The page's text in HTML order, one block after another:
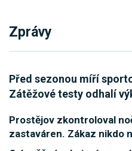
Zprávy
Před sezonou míří
Zátěžové testy odhalí
Prostějov zkontroloval
zastaváren. Zákaz nikdo